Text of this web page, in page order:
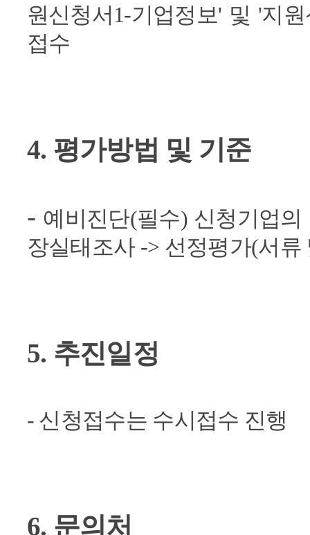
원신청서1-기업정보' 및 '지
접수
4. 평가방법 및 기준
- 예비진단(필수) 신청기업
장실태조사 -> 선정평가(서류
5. 추진일정
- 신청접수는 수시접수 진행
6. 문의처